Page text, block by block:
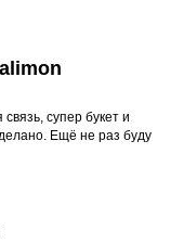
супер букет и
Ещё не раз буду